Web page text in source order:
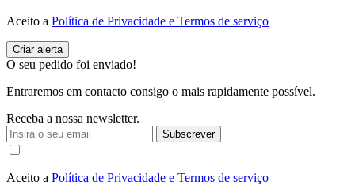
Aceito a Política de Privacidade e Termos de serviço
O seu pedido foi enviado!
Entraremos em contacto consigo o mais rapidamente possível.
Receba a nossa newsletter.
Subscrever
Aceito a Política de Privacidade e Termos de serviço